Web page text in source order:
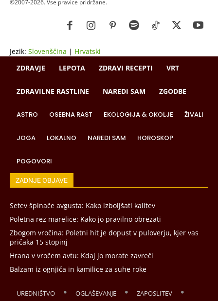
©2007-2026. Vse pravice pridržane.
Jezik: Slovenščina | Hrvatski
ZDRAVJE
LEPOTA ZDRAVI RECEPTI VRT
ZDRAVILNE RASTLINE NAREDI SAM ZGODBE
ASTRO OSEBNA RAST EKOLOGIJA & OKOLJE ŽIVALI
JOGA LOKALNO NAREDI SAM HOROSKOP
POGOVORI
ZADNJE OBJAVE
Setev špinače avgusta: Kako izboljšati kalitev
Poletna rez marelice: Kako jo pravilno obrezati
Zbogom vročina: Poletni hit je dopust v puloverju, kjer vas
pričaka 15 stopinj
Hrana v vročem avtu: Kdaj jo morate zavreči
Balzam iz ognjiča in kamilice za suhe roke
UREDNIŠTVO OGLAŠEVANJE ZAPOSLITEV